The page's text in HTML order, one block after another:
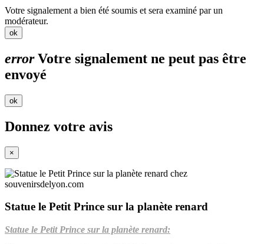
Votre signalement a bien été soumis et sera examiné par un
modérateur.
ok
errorVotre signalement ne peut pas être
envoyé
ok
Donnez votre avis
×
Statue le Petit Prince sur la planète renard
Statue le Petit Prince sur la planète renard: